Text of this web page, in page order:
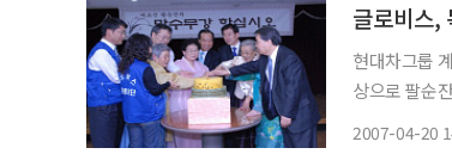
글로비스,
현대차그룹
상으로 팔순잔치와 봉
2007-04-20